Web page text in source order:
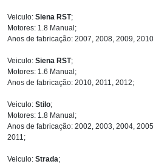
Veiculo: Siena RST;
Motores: 1.8 Manual;
Anos de fabricação: 2007, 2008, 2009,
Veiculo: Siena RST;
Motores: 1.6 Manual;
Anos de fabricação: 2010, 2011, 2012;
Veiculo: Stilo;
Motores: 1.8 Manual;
Anos de fabricação: 2002, 2003, 2004,
2011;
Veiculo: Strada;